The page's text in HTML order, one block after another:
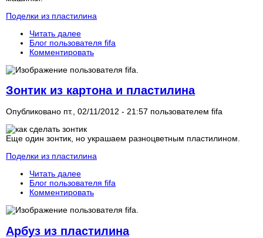
Поделки из пластилина
Читать далее
Блог пользователя fifa
Комментировать
Зонтик из картона и пластилина
Опубликовано пт., 02/11/2012 - 21:57 пользователем fifa
Еще один зонтик, но украшаем разноцветным пластилином.
Поделки из пластилина
Читать далее
Блог пользователя fifa
Комментировать
Арбуз из пластилина